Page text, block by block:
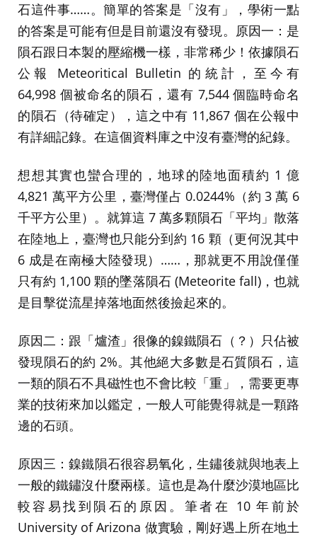
石這件事……。簡單的答案是「沒有」，學術一點
的答案是可能有但是目前還沒有發現。原因一：是
隕石跟日本製的壓縮機一樣，非常稀少！依據隕石
公報 Meteoritical Bulletin 的統計，至今有
64,998 個被命名的隕石，還有 7,544 個臨時命名
的隕石（待確定），這之中有 11,867 個在公報中
有詳細記錄。在這個資料庫之中沒有臺灣的紀錄。
想想其實也蠻合理的，地球的陸地面積約 1 億
4,821 萬平方公里，臺灣僅占 0.0244%（約 3 萬 6
千平方公里）。就算這 7 萬多顆隕石「平均」散落
在陸地上，臺灣也只能分到約 16 顆（更何況其中
6 成是在南極大陸發現）……，那就更不用說僅僅
只有約 1,100 顆的墜落隕石 (Meteorite fall)，也就
是目擊從流星掉落地面然後撿起來的。
原因二：跟「爐渣」很像的鎳鐵隕石（？）只佔被
發現隕石的約 2%。其他絕大多數是石質隕石，這
一類的隕石不具磁性也不會比較「重」，需要更專
業的技術來加以鑑定，一般人可能覺得就是一顆路
邊的石頭。
原因三：鎳鐵隕石很容易氧化，生鏽後就與地表上
一般的鐵鏽沒什麼兩樣。這也是為什麼沙漠地區比
較容易找到隕石的原因。筆者在 10 年前於
University of Arizona 做實驗，剛好遇上所在地土